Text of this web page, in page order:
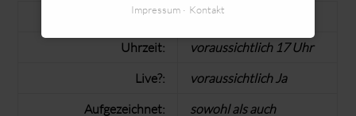
Datum des Streams:
22.05.2026
Uhrzeit:
voraussichtlich 17 Uhr
Live?:
voraussichtlich Ja
Aufgezeichnet:
sowohl als auch
Impressum Kontakt